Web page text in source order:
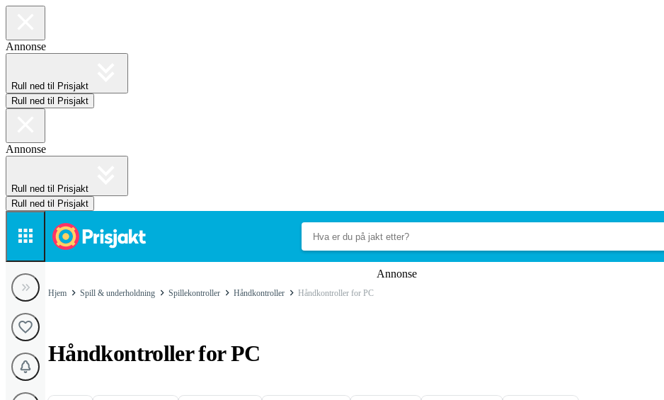
Annonse
Rull ned til Prisjakt
Rull ned til Prisjakt
Annonse
Rull ned til Prisjakt
Rull ned til Prisjakt
Annonse
Hjem Spill & underholdning Spillekontroller Håndkontroller Håndkontroller for PC
Håndkontroller for PC